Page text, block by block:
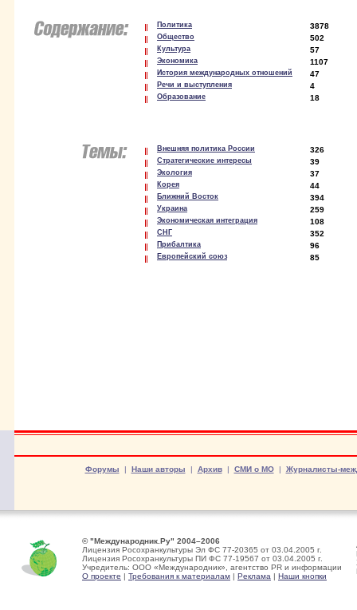
Политика 3878
Общество 502
Культура 57
Экономика 1107
История международных отношений 47
Речи и выступления 4
Образование 18
Внешняя политика России 326
Стратегические интересы 39
Экология 37
Корея 44
Ближний Восток 394
Украина 259
Экономическая интеграция 108
СНГ 352
Прибалтика 96
Европейский союз 85
Форумы | Наши авторы | Архив| СМИ о МО| Журналисты-
© "Международник.Ру" 2004–2006
Лицензия Росохранкультуры Эл ФС 77-20365 от 03.04.2005 г.
Лицензия Росохранкультуры ПИ ФС 77-19567 от 03.04.2005 г.
Учредитель: ООО «Международник», агентство PR и информации
О проекте | Требования к материалам | Реклама | Наши кнопки